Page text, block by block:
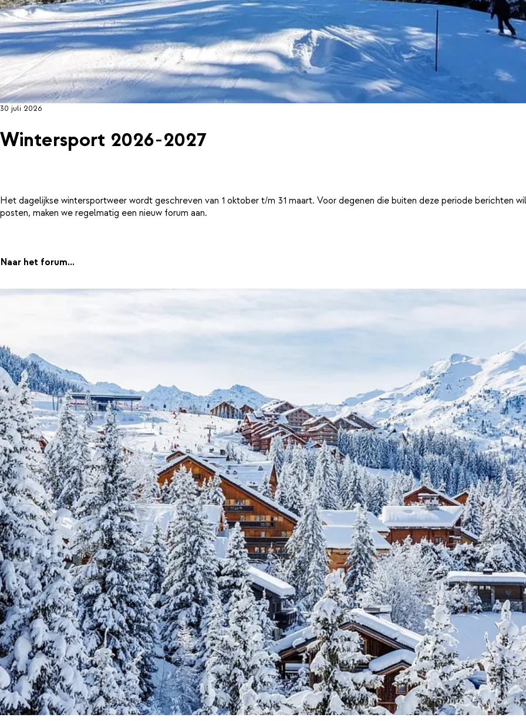
30 juli 2026
Wintersport 2026-2027
Het dagelijkse wintersportweer wordt geschreven van 1 oktober t/m 31 maart. Voor degenen die buiten deze periode berichten
posten, maken we regelmatig een nieuw forum aan.
Naar het forum...